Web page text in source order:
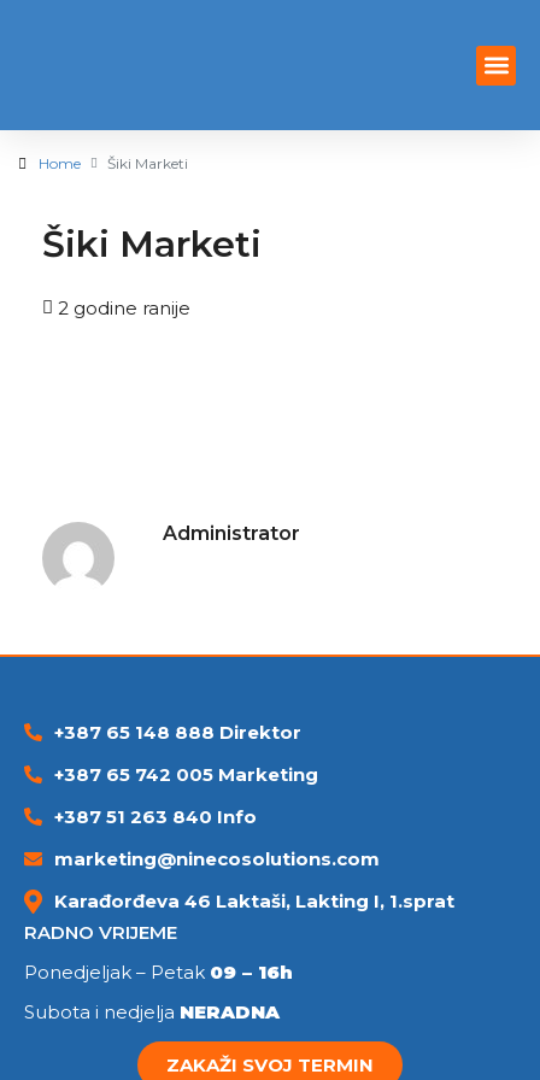
Home Šiki Marketi
Šiki Marketi
2 godine ranije
Administrator
+387 65 148 888 Direktor
+387 65 742 005 Marketing
+387 51 263 840 Info
marketing@ninecosolutions.com
Karađorđeva 46 Laktaši, Lakting I, 1.sprat
RADNO VRIJEME
Ponedjeljak – Petak 09 – 16h
Subota i nedjelja NERADNA
ZAKAŽI SVOJ TERMIN